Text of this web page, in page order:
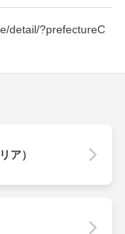
detail/?prefectureC
ア）